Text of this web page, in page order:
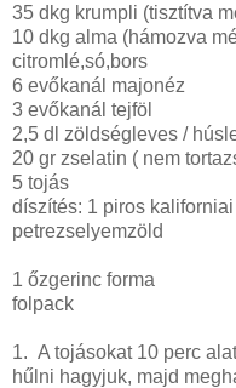
35 dkg krumpli (tisztítva
10 dkg alma (hámozva
citromlé,só,bors
6 evőkanál majonéz
3 evőkanál tejföl
2,5 dl zöldségleves /
20 gr zselatin ( nem
5 tojás
díszítés: 1 piros
petrezselyemzöld
1 őzgerinc forma
folpack
1. A tojásokat 10 perc
hűlni hagyjuk, majd